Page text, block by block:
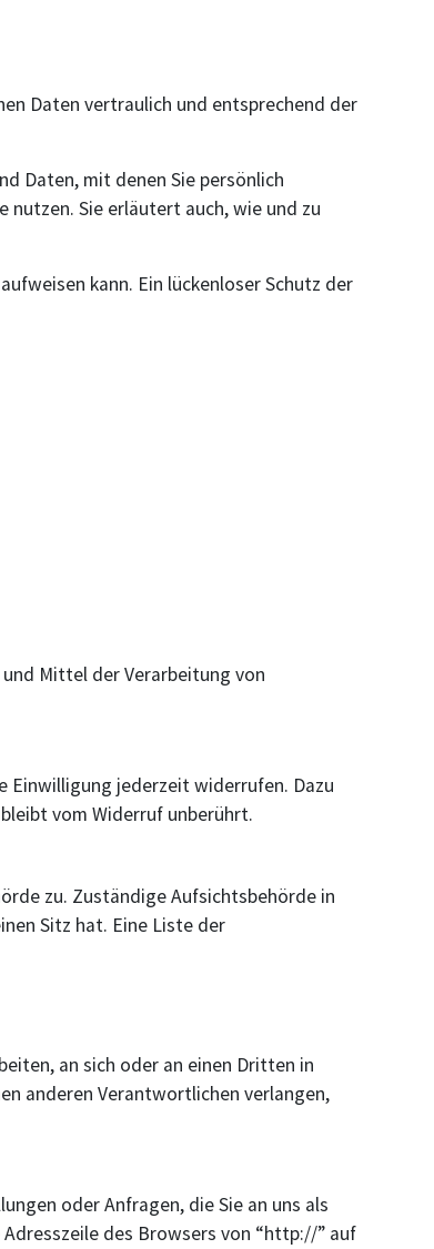
Daten vertraulich und entsprechend der
Daten, mit denen Sie persönlich
Sie erläutert auch, wie und zu
kann. Ein lückenloser Schutz der
Mittel der Verarbeitung von
Einwilligung jederzeit widerrufen. Dazu
vom Widerruf unberührt.
zu. Zuständige Aufsichtsbehörde in
Sitz hat. Eine Liste der
an sich oder an einen Dritten in
anderen Verantwortlichen verlangen,
oder Anfragen, die Sie an uns als
Adresszeile des Browsers von “http://” auf